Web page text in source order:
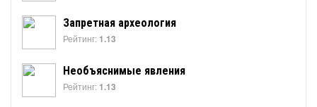
Запретная археология
Рейтинг: 1.13
Необъяснимые явления
Рейтинг: 1.13